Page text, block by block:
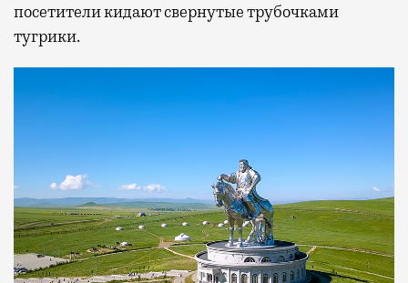
посетители кидают свернутые трубочками
тугрики.